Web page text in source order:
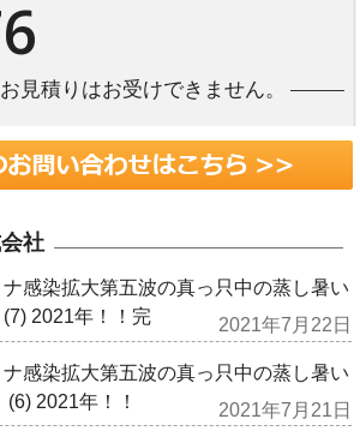
見積りはお受けできません。
社
感染拡大第五波の真っ只中の蒸し暑い
(7) 2021年！！完
2021年7月22日
感染拡大第五波の真っ只中の蒸し暑い
(6) 2021年！！
2021年7月21日